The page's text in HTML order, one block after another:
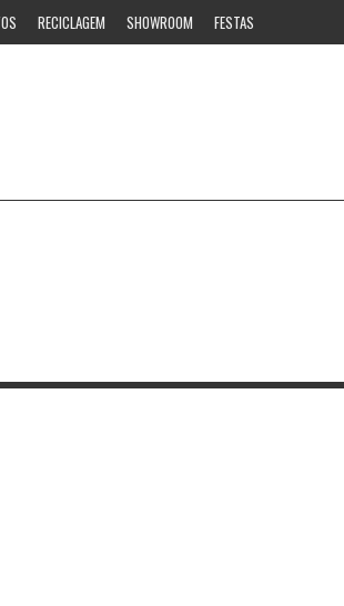
RECICLAGEM SHOWROOM FESTAS